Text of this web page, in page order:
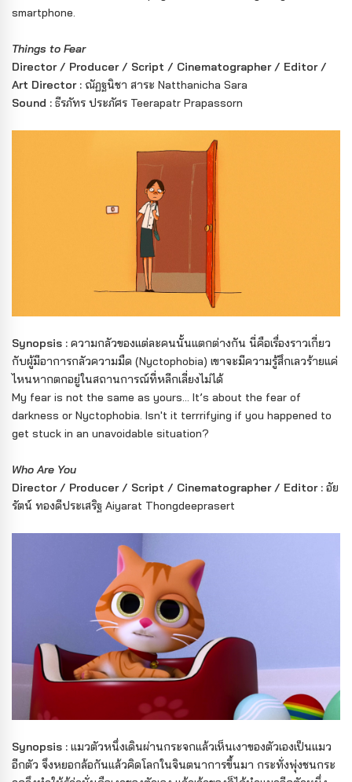
smartphone.
Things to Fear
Director / Producer / Script / Cinematographer / Editor /
Art Director : ณัฏฐนิชา สาระ Natthanicha Sara
Sound : ธีรภัทร ประภัศร Teerapatr Prapassorn
Synopsis : ความกลัวของแต่ละคนนั้นแตกต่างกัน นี่คือเรื่องราวเกี่ยว
กับผู้มีอาการกลัวความมืด (Nyctophobia) เขาจะมีความรู้สึกเลวร้ายแค่
ไหนหากตกอยู่ในสถานการณ์ที่หลีกเลี่ยงไม่ได้
My fear is not the same as yours… It’s about the fear of
darkness or Nyctophobia. Isn't it terrrifying if you happened to
get stuck in an unavoidable situation?
Who Are You
Director / Producer / Script / Cinematographer / Editor : อัย
รัตน์ ทองดีประเสริฐ Aiyarat Thongdeeprasert
Synopsis : แมวตัวหนึ่งเดินผ่านกระจกแล้วเห็นเงาของตัวเองเป็นแมว
อีกตัว จึงหยอกล้อกันแล้วคิดโลกในจินตนาการขึ้นมา กระทั่งพุ่งชนกระ